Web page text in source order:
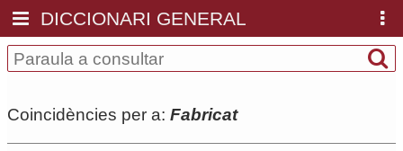
DICCIONARI GENERAL
Coincidències per a: Fabricat